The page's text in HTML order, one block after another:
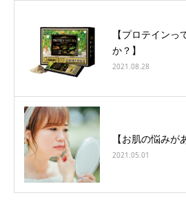
【プロテイン
か？】
2021.08.28
【お肌の悩みが
2021.05.01